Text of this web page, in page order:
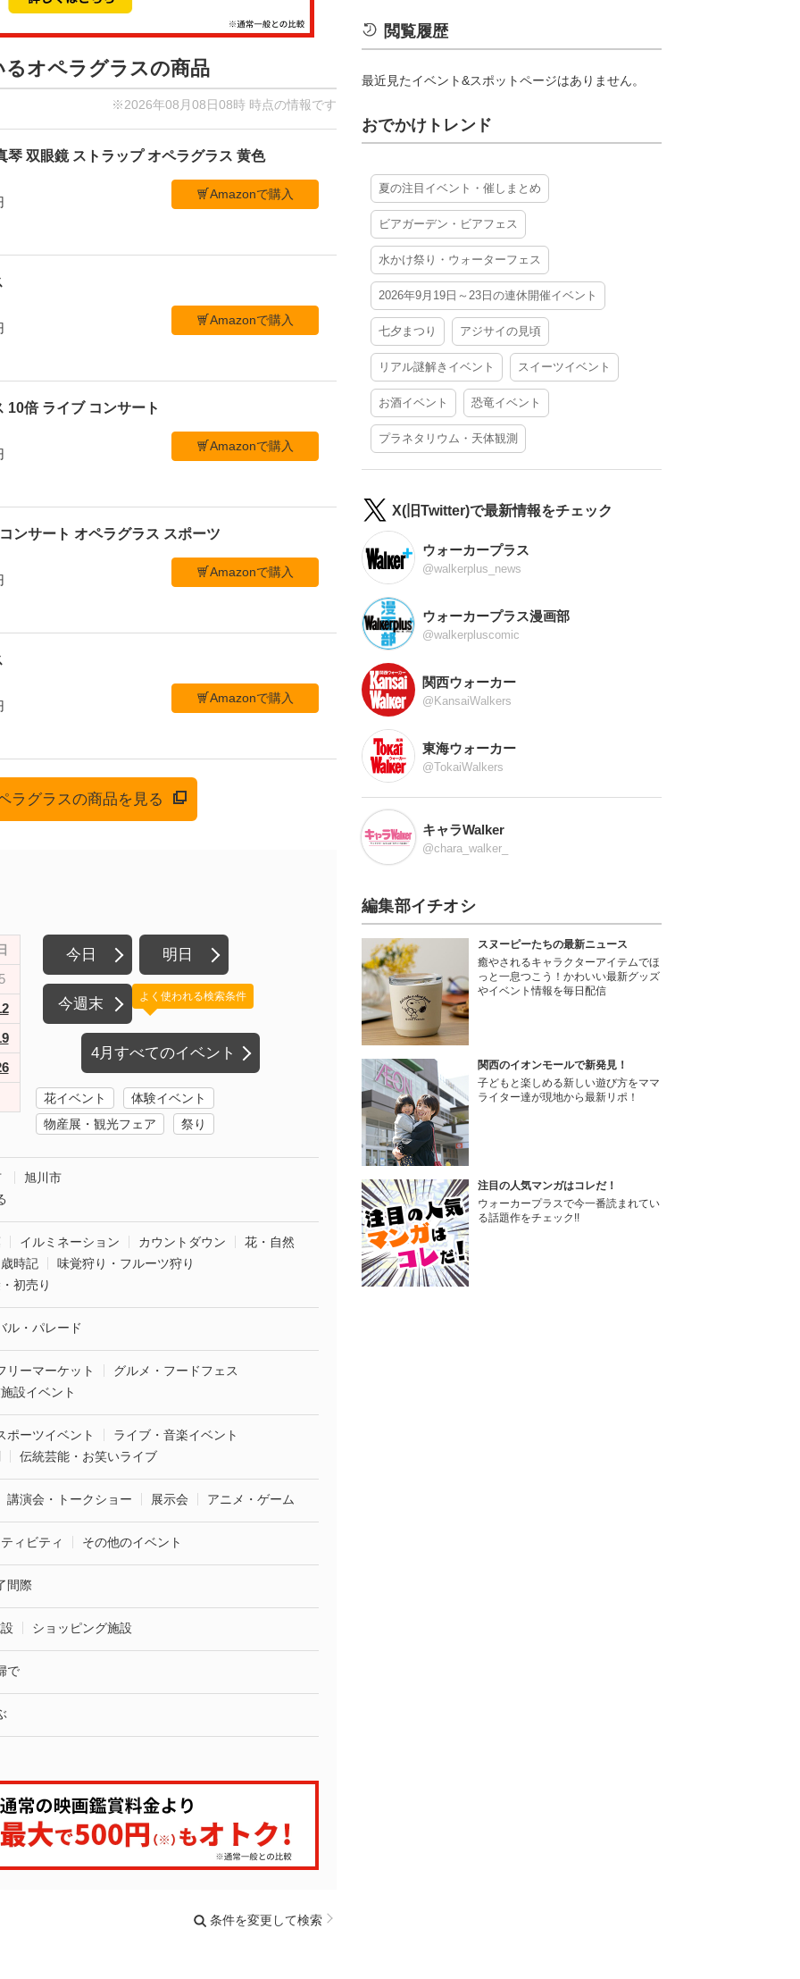
オペラグラスの商品
※2026年08月08日08時 時点の情報です
琴 双眼鏡 ストラップ オペラグラス 黄色
Amazonで購入
Amazonで購入
10倍 ライブ コンサート
Amazonで購入
ンサート オペラグラス スポーツ
Amazonで購入
Amazonで購入
ラグラスの商品を見る
今日 明日
今週末
4月すべてのイベント
よく使われる検索条件
花イベント
体験イベント
物産展・観光フェア
祭り
旭川市
イルミネーション カウントダウン
花・自然
時記
味覚狩り・フルーツ狩り
初売り
ル・パレード
リーマーケット
グルメ・フードフェス
設イベント
ポーツイベント
ライブ・音楽イベント
伝統芸能・お笑いライブ
講演会・トークショー 展示会 アニメ・ゲーム
ィビティ その他のイベント
間際
ショッピング施設
で
条件を変更して検索
閲覧履歴
最近見たイベント&スポットページはありません。
おでかけトレンド
夏の注目イベント・催しまとめ
ビアガーデン・ビアフェス
水かけ祭り・ウォーターフェス
2026年9月19日～23日の連休開催イベント
七夕まつり アジサイの見頃
リアル謎解きイベント スイーツイベント
お酒イベント 恐竜イベント
プラネタリウム・天体観測
X(旧Twitter)で最新情報をチェック
ウォーカープラス
@walkerplus_news
ウォーカープラス漫画部
@walkerpluscomic
関西ウォーカー
@KansaiWalkers
東海ウォーカー
@TokaiWalkers
キャラWalker
@chara_walker_
編集部イチオシ
スヌーピーたちの最新ニュース
癒やされるキャラクターアイテムでほ
っと一息つこう！かわいい最新グッズ
やイベント情報を毎日配信
関西のイオンモールで新発見！
子どもと楽しめる新しい遊び方をママ
ライター達が現地から最新リポ！
注目の人気マンガはコレだ！
ウォーカープラスで今一番読まれてい
る話題作をチェック!!